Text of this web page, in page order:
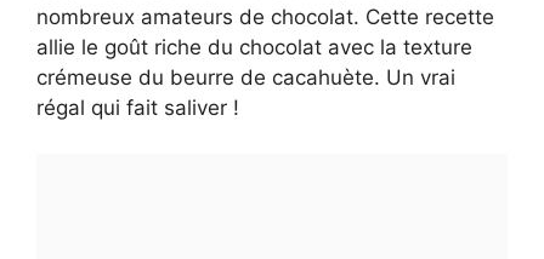
nombreux amateurs de chocolat. Cette recette
allie le goût riche du chocolat avec la texture
crémeuse du beurre de cacahuète. Un vrai
régal qui fait saliver !